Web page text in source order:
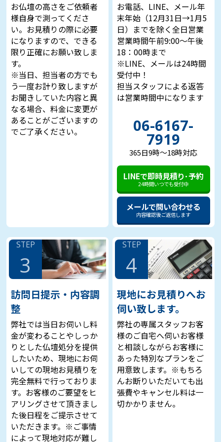
お仏壇の高さをご依頼者
様自身で測ってくださ
い。お見積りの際に必要
になりますので、できる
限り正確にお願い致しま
す。
※当日、担当者の方でも
う一度お計り致しますが
お聞きしていた内容と異
なる場合、料金に変更が
あることがございますの
でご了承ください。
お電話、LINE、メール年
末年始（12月31日→1月5
日）までを除く全日営業
営業時間午前9:00～午後
18：00時まで
※LINE、メールは24時間
受付中！
担当スタッフによる返答
は営業時間中になります
06-6167-
7919
365日9時～18時対応
LINEで即時見積り･予約
24時間いつでも受付中
メールで問い合わせる
内容確認後ご返信します
STEP
3
訪問日提示・内容調
整
弊社では当日お伺いし料
金が変わることやしっか
りとした仏壇処分を提供
したいため、現地にお伺
いしての現地お見積りを
完全無料で行っておりま
す。お客様のご要望をヒ
アリングさせて頂きまし
た後日程をご提示させて
いただきます。※ご事情
によって現地対応が難し
STEP
4
現地にお見積りへお
伺い致します。
弊社の専属スタッフお客
様のご自宅へ伺いお客様
と相談しながらお客様に
あった特別なプランをご
用意致します。※もちろ
んお断りいただいても出
張費やキャンセル料は一
切かかりません。